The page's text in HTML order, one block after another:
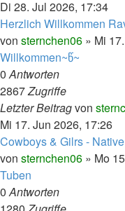
Di 28. Jul 2026, 17:34
Herzlich Willkommen
von sternchen06 » Mi
Willkommen~წ~
0Antworten
2867Zugriffe
Letzter Beitragvon
Mi 17. Jun 2026, 17:26
Cowboys & Gilrs -
von sternchen06 » Mo
Tuben
0Antworten